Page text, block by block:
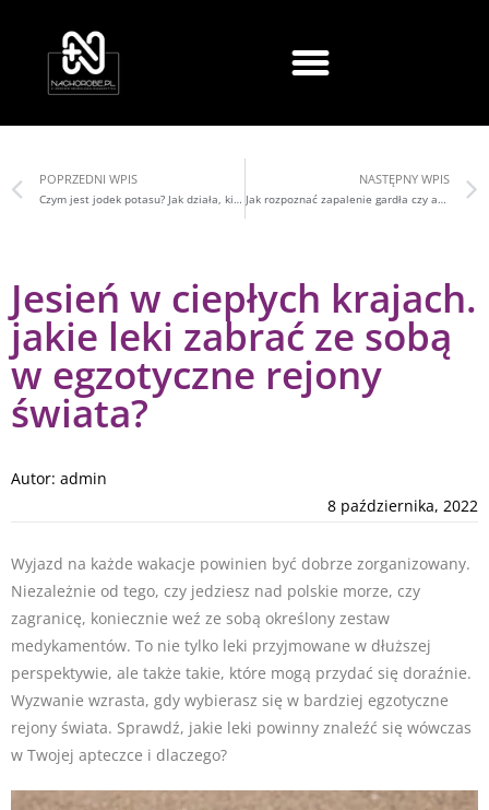
POPRZEDNI WPIS
Czym jest jodek potasu? Jak działa, kiedy lekarz go przepisze?
NASTĘPNY WPIS
Jak rozpoznać zapalenie gardła czy anginę? Jakie leki stosować?
Jesień w ciepłych krajach.
jakie leki zabrać ze sobą
w egzotyczne rejony
świata?
Autor: admin
8 października, 2022
Wyjazd na każde wakacje powinien być dobrze zorganizowany.
Niezależnie od tego, czy jedziesz nad polskie morze, czy
zagranicę, koniecznie weź ze sobą określony zestaw
medykamentów. To nie tylko leki przyjmowane w dłuższej
perspektywie, ale także takie, które mogą przydać się doraźnie.
Wyzwanie wzrasta, gdy wybierasz się w bardziej egzotyczne
rejony świata. Sprawdź, jakie leki powinny znaleźć się wówczas
w Twojej apteczce i dlaczego?